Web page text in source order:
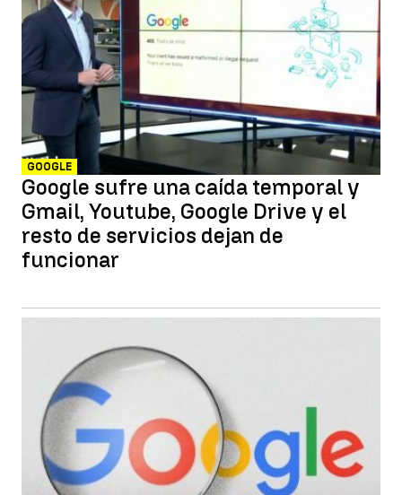
GOOGLE
Google sufre una caída temporal y
Gmail, Youtube, Google Drive y el
resto de servicios dejan de
funcionar